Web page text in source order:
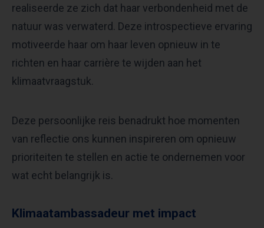
realiseerde ze zich dat haar verbondenheid met de
natuur was verwaterd. Deze introspectieve ervaring
motiveerde haar om haar leven opnieuw in te
richten en haar carrière te wijden aan het
klimaatvraagstuk.
Deze persoonlijke reis benadrukt hoe momenten
van reflectie ons kunnen inspireren om opnieuw
prioriteiten te stellen en actie te ondernemen voor
wat echt belangrijk is.
Klimaatambassadeur met impact